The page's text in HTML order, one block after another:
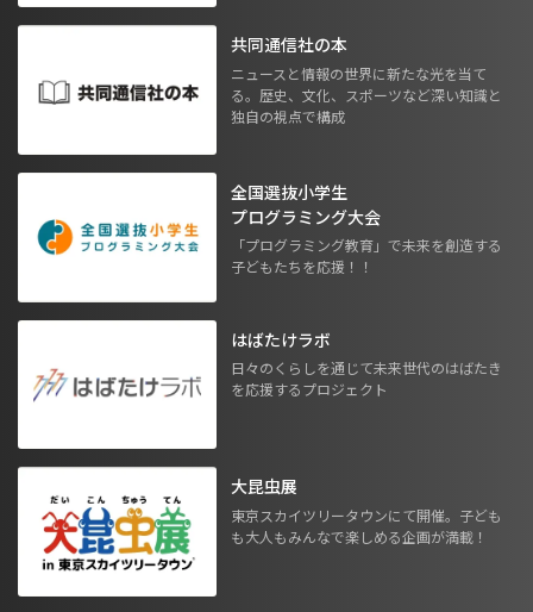
共同通信社の本
ニュースと情報の世界に新たな光を当て
る。歴史、文化、スポーツなど深い知識と
独自の視点で構成
全国選抜小学生
プログラミング大会
「プログラミング教育」で未来を創造する
子どもたちを応援！！
はばたけラボ
日々のくらしを通じて未来世代のはばたき
を応援するプロジェクト
大昆虫展
東京スカイツリータウンにて開催。子ども
も大人もみんなで楽しめる企画が満載！